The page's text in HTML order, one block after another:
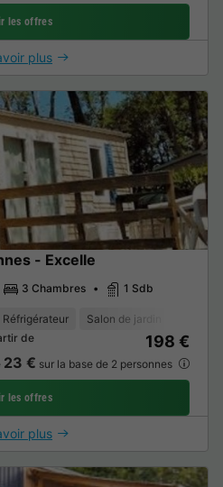
les offres
plus
- Excelle
3 Chambres 1 Sdb
Réfrigérateur Salon de jardin
de
198 €
23 € sur la base de 2 personnes
les offres
plus